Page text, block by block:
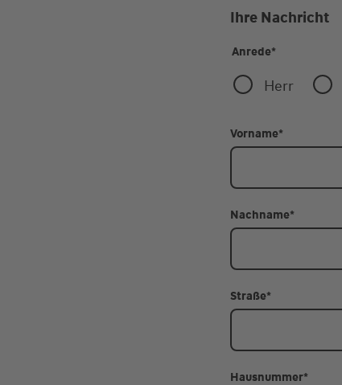
Ihre Nachricht
Anrede*
Herr
Vorname*
Nachname*
Straße*
Hausnummer*